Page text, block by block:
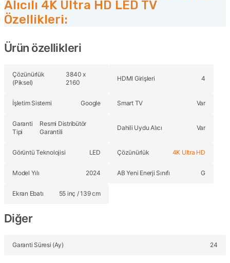
Alıcılı 4K Ultra HD LED TV
Özellikleri:
Ürün özellikleri
Çözünürlük
(Piksel)
3840 x
2160
HDMI Girişleri 4
İşletim Sistemi Google Smart TV Var
Garanti
Tipi
Resmi Distribütör
Garantili
Dahili Uydu Alıcı Var
Görüntü Teknolojisi LED Çözünürlük 4K Ultra HD
Model Yılı 2024 AB Yeni Enerji Sınıfı G
Ekran Ebatı 55 inç / 139 cm
Diğer
Garanti Süresi (Ay) 24